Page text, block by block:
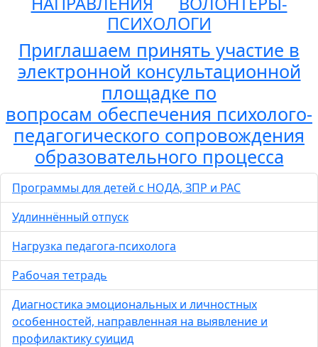
ПСИХОЛОГИ
Приглашаем принять участие в
электронной консультационной
площадке по
вопросам обеспечения психолого-
педагогического сопровождения
образовательного процесса
Программы для детей с НОДА, ЗПР и РАС
Удлиннённый отпуск
Нагрузка педагога-психолога
Рабочая тетрадь
Диагностика эмоциональных и личностных
особенностей, направленная на выявление и
профилактику суицид